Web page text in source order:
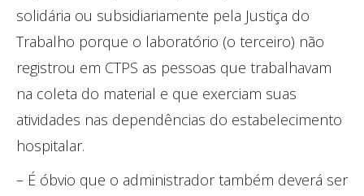
solidária ou subsidiariamente pela Justiça do
Trabalho porque o laboratório (o terceiro) não
registrou em CTPS as pessoas que trabalhavam
na coleta do material e que exerciam suas
atividades nas dependências do estabelecimento
hospitalar.
– É óbvio que o administrador também deverá ser